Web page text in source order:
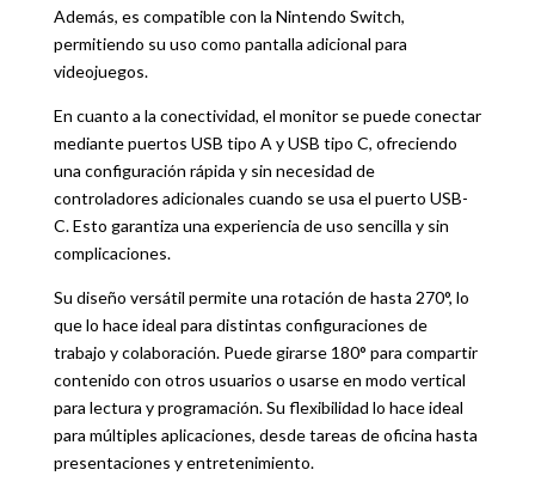
Además, es compatible con la Nintendo Switch,
permitiendo su uso como pantalla adicional para
videojuegos.
En cuanto a la conectividad, el monitor se puede conectar
mediante puertos USB tipo A y USB tipo C, ofreciendo
una configuración rápida y sin necesidad de
controladores adicionales cuando se usa el puerto USB-
C. Esto garantiza una experiencia de uso sencilla y sin
complicaciones.
Su diseño versátil permite una rotación de hasta 270°, lo
que lo hace ideal para distintas configuraciones de
trabajo y colaboración. Puede girarse 180° para compartir
contenido con otros usuarios o usarse en modo vertical
para lectura y programación. Su flexibilidad lo hace ideal
para múltiples aplicaciones, desde tareas de oficina hasta
presentaciones y entretenimiento.